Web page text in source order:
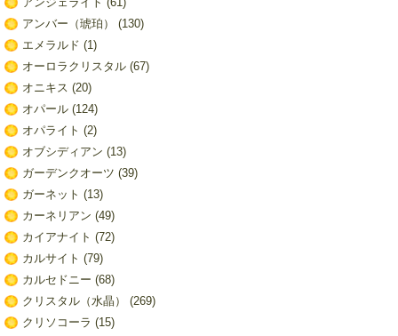
アンバー（琥珀）
(130)
エメラルド (1)
オーロラクリスタル(67)
オニキス (20)
オパール(124)
オパライト (2)
オブシディアン (13)
ガーデンクオーツ (39)
ガーネット (13)
カーネリアン (49)
カイアナイト (72)
カルサイト (79)
カルセドニー (68)
クリスタル（水晶）
(269)
クリソコーラ (15)